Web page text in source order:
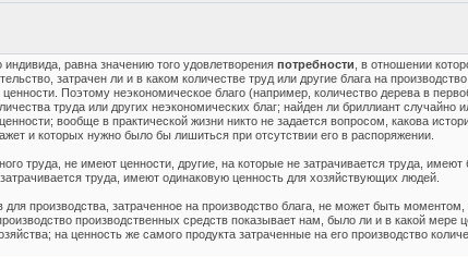
равна значению того удовлетворения потребности , в отношении
затрачен ли и в каком количестве труд или другие блага на производство
Поэтому неэкономическое благо (например, количество дерева в
труда или других неэкономических благ; найден ли бриллиант
вообще в практической жизни никто не задается вопросом, какова
и которых нужно было бы лишиться при отсутствии его в распоряжении.
труда, не имеют ценности, другие, на которые не затрачивается труда,
труда, имеют одинаковую ценность для хозяйствующих людей.
для производства, затраченное на производство блага, не может быть
производственных средств показывает нам, было ли и в какой мере
на ценность же самого продукта затраченные на его производство